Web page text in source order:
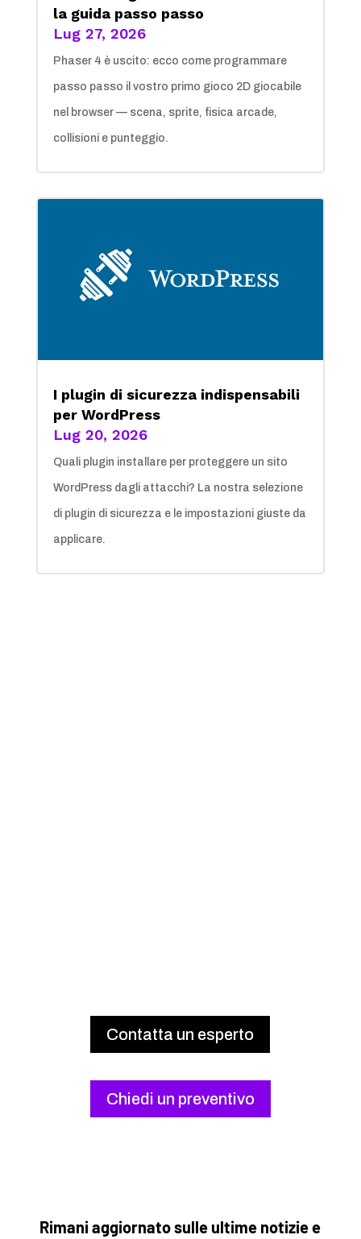
la guida passo passo
Lug 27, 2026
Phaser 4 è uscito: ecco come programmare
passo passo il vostro primo gioco 2D giocabile
nel browser — scena, sprite, fisica arcade,
collisioni e punteggio.
I plugin di sicurezza indispensabili
per WordPress
Lug 20, 2026
Quali plugin installare per proteggere un sito
WordPress dagli attacchi? La nostra selezione
di plugin di sicurezza e le impostazioni giuste da
applicare.
Contatta un esperto
Chiedi un preventivo
Rimani aggiornato sulle ultime notizie e